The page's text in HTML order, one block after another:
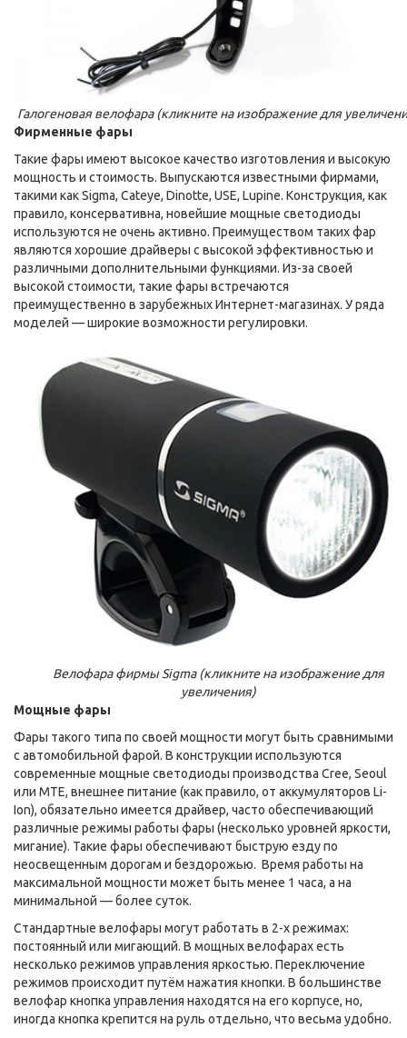
Галогеновая велофара (кликните на изображение для
Фирменные фары
Такие фары имеют высокое качество изготовления и высокую
мощность и стоимость. Выпускаются известными фирмами,
такими как Sigma, Cateye, Dinotte, USE, Lupine. Конструкция, как
правило, консервативна, новейшие мощные светодиоды
используются не очень активно. Преимуществом таких фар
являются хорошие драйверы с высокой эффективностью и
различными дополнительными функциями. Из-за своей
высокой стоимости, такие фары встречаются
преимущественно в зарубежных Интернет-магазинах. У ряда
моделей — широкие возможности регулировки.
Велофара фирмы Sigma (кликните на изображение для
увеличения)
Мощные фары
Фары такого типа по своей мощности могут быть сравнимыми
с автомобильной фарой. В конструкции используются
современные мощные светодиоды производства Cree, Seoul
или MTE, внешнее питание (как правило, от аккумуляторов Li-
Ion), обязательно имеется драйвер, часто обеспечивающий
различные режимы работы фары (несколько уровней яркости,
мигание). Такие фары обеспечивают быструю езду по
неосвещенным дорогам и бездорожью. Время работы на
максимальной мощности может быть менее 1 часа, а на
минимальной — более суток.
Стандартные велофары могут работать в 2-х режимах:
постоянный или мигающий. В мощных велофарах есть
несколько режимов управления яркостью. Переключение
режимов происходит путём нажатия кнопки. В большинстве
велофар кнопка управления находятся на его корпусе, но,
иногда кнопка крепится на руль отдельно, что весьма удобно.